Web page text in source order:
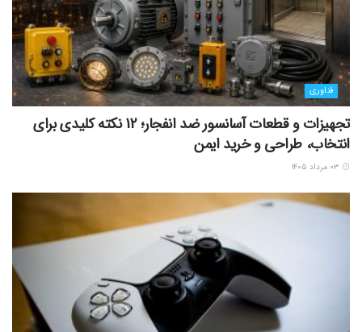
فناوری
تجهیزات و قطعات آسانسور ضد انفجار؛ 12 نکته کلیدی برای
انتخاب، طراحی و خرید ایمن